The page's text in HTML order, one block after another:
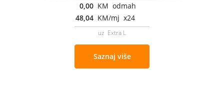
0,00 KM odmah
48,04 KM/mj x24
uz Extra L
Saznaj više